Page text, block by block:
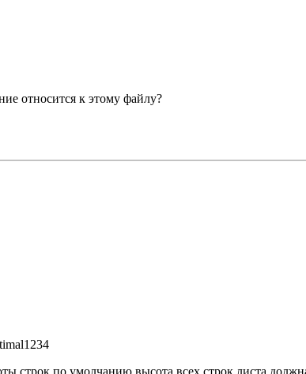
относится к этому файлу?
строк по умолчанию высота всех строк листа